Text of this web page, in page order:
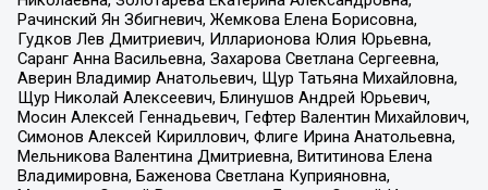
Рачинский Ян Збигневич, Жемкова Елена Борисовна,
Гудков Лев Дмитриевич, Илларионова Юлия Юрьевна,
Саранг Анна Васильевна, Захарова Светлана Сергеевна,
Аверин Владимир Анатольевич, Щур Татьяна Михайловна,
Щур Николай Алексеевич, Блинушов Андрей Юрьевич,
Мосин Алексей Геннадьевич, Гефтер Валентин Михайлович,
Симонов Алексей Кириллович, Флиге Ирина Анатольевна,
Мельникова Валентина Дмитриевна, Вититинова Елена
Владимировна, Баженова Светлана Куприяновна,